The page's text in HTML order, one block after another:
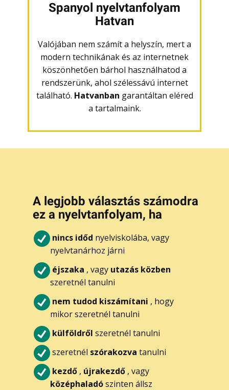
Spanyol nyelvtanfolyam
Hatvan
Valójában nem számít a helyszín, mert a
modern technikának és az internetnek
köszönhetően bárhol használhatod a
rendszerünk, ahol szélessávú internet
található. Hatvanban garantáltan eléred
a tartalmaink.
A legjobb választás számodra
ez a nyelvtanfolyam, ha
nincs időd nyelviskolába, vagy
nyelvtanárhoz járni
éjszaka , vagy utazás közben
szeretnél tanulni
nem tudod kiszámítani , hogy
mikor szeretnél tanulni
külföldről szeretnél tanulni
szeretnél szórakozva tanulni
kezdő , újrakezdő , vagy
középhaladó szinten állsz